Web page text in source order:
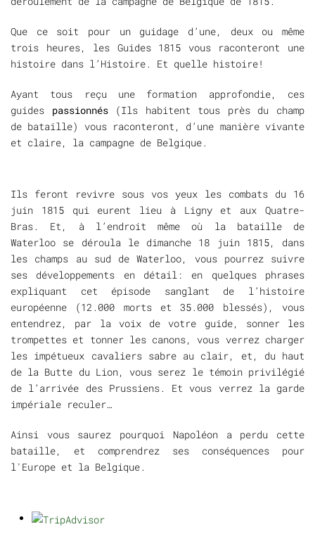
Que ce soit pour un guidage d’une, deux ou même
trois heures, les Guides 1815 vous raconteront une
histoire dans l’Histoire. Et quelle histoire!
Ayant tous reçu une formation approfondie, ces
guides passionnés(Ils habitent tous près du champ
de bataille) vous raconteront, d’une manière vivante
et claire, la campagne de Belgique.
Ils feront revivre sous vos yeux les combats du 16
juin 1815 qui eurent lieu à Ligny et aux Quatre-
Bras. Et, à l’endroit même où la bataille de
Waterloo se déroula le dimanche 18 juin 1815, dans
les champs au sud de Waterloo, vous pourrez suivre
ses développements en détail: en quelques phrases
expliquant cet épisode sanglant de l’histoire
européenne (12.000 morts et 35.000 blessés), vous
entendrez, par la voix de votre guide, sonner les
trompettes et tonner les canons, vous verrez charger
les impétueux cavaliers sabre au clair, et, du haut
de la Butte du Lion, vous serez le témoin privilégié
de l’arrivée des Prussiens. Et vous verrez la garde
impériale reculer…
Ainsi vous saurez pourquoi Napoléon a perdu cette
bataille, et comprendrez ses conséquences pour
l'Europe et la Belgique.